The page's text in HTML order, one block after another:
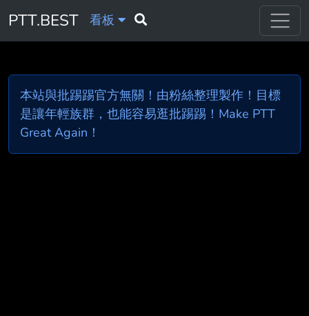
PTT.BEST 看板
本站與批踢踢官方無關！由粉絲整理製作！目標
是讓年輕族群，也能容易逛批踢踢！Make PTT
Great Again！